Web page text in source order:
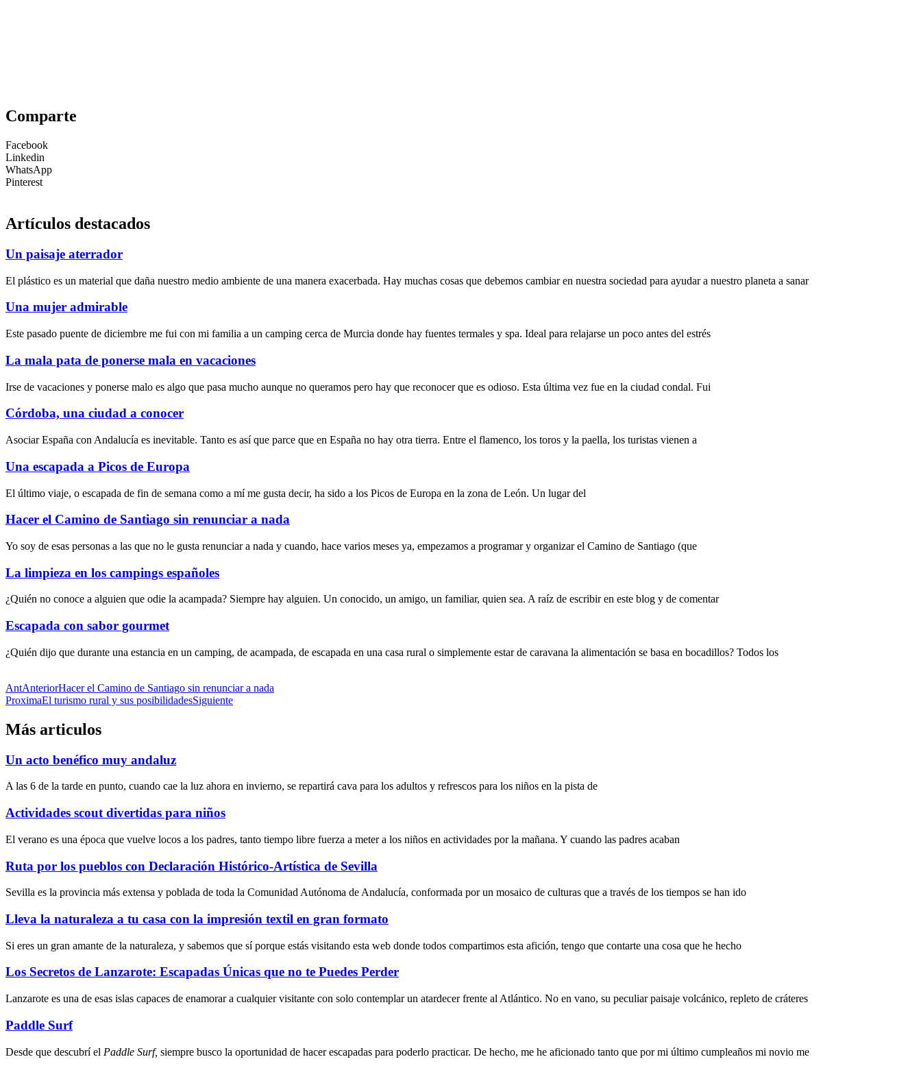
Comparte
Facebook
Linkedin
WhatsApp
Pinterest
Artículos destacados
Un paisaje aterrador
El plástico es un material que daña nuestro medio ambiente de una manera exacerbada. Hay muchas cosas que debemos cambiar en nuestra sociedad para ayudar a nuestro planeta a sanar
Una mujer admirable
Este pasado puente de diciembre me fui con mi familia a un camping cerca de Murcia donde hay fuentes termales y spa. Ideal para relajarse un poco antes del estrés
La mala pata de ponerse mala en vacaciones
Irse de vacaciones y ponerse malo es algo que pasa mucho aunque no queramos pero hay que reconocer que es odioso. Esta última vez fue en la ciudad condal. Fui
Córdoba, una ciudad a conocer
Asociar España con Andalucía es inevitable. Tanto es así que parce que en España no hay otra tierra. Entre el flamenco, los toros y la paella, los turistas vienen a
Una escapada a Picos de Europa
El último viaje, o escapada de fin de semana como a mí me gusta decir, ha sido a los Picos de Europa en la zona de León. Un lugar del
Hacer el Camino de Santiago sin renunciar a nada
Yo soy de esas personas a las que no le gusta renunciar a nada y cuando, hace varios meses ya, empezamos a programar y organizar el Camino de Santiago (que
La limpieza en los campings españoles
¿Quién no conoce a alguien que odie la acampada? Siempre hay alguien. Un conocido, un amigo, un familiar, quien sea. A raíz de escribir en este blog y de comentar
Escapada con sabor gourmet
¿Quién dijo que durante una estancia en un camping, de acampada, de escapada en una casa rural o simplemente estar de caravana la alimentación se basa en bocadillos? Todos los
AntAnteriorHacer el Camino de Santiago sin renunciar a nada
ProximaEl turismo rural y sus posibilidadesSiguiente
Más articulos
Un acto benéfico muy andaluz
A las 6 de la tarde en punto, cuando cae la luz ahora en invierno, se repartirá cava para los adultos y refrescos para los niños en la pista de
Actividades scout divertidas para niños
El verano es una época que vuelve locos a los padres, tanto tiempo libre fuerza a meter a los niños en actividades por la mañana. Y cuando las padres acaban
Ruta por los pueblos con Declaración Histórico-Artística de Sevilla
Sevilla es la provincia más extensa y poblada de toda la Comunidad Autónoma de Andalucía, conformada por un mosaico de culturas que a través de los tiempos se han ido
Lleva la naturaleza a tu casa con la impresión textil en gran formato
Si eres un gran amante de la naturaleza, y sabemos que sí porque estás visitando esta web donde todos compartimos esta afición, tengo que contarte una cosa que he hecho
Los Secretos de Lanzarote: Escapadas Únicas que no te Puedes Perder
Lanzarote es una de esas islas capaces de enamorar a cualquier visitante con solo contemplar un atardecer frente al Atlántico. No en vano, su peculiar paisaje volcánico, repleto de cráteres
Paddle Surf
Desde que descubrí el Paddle Surf, siempre busco la oportunidad de hacer escapadas para poderlo practicar. De hecho, me he aficionado tanto que por mi último cumpleaños mi novio me